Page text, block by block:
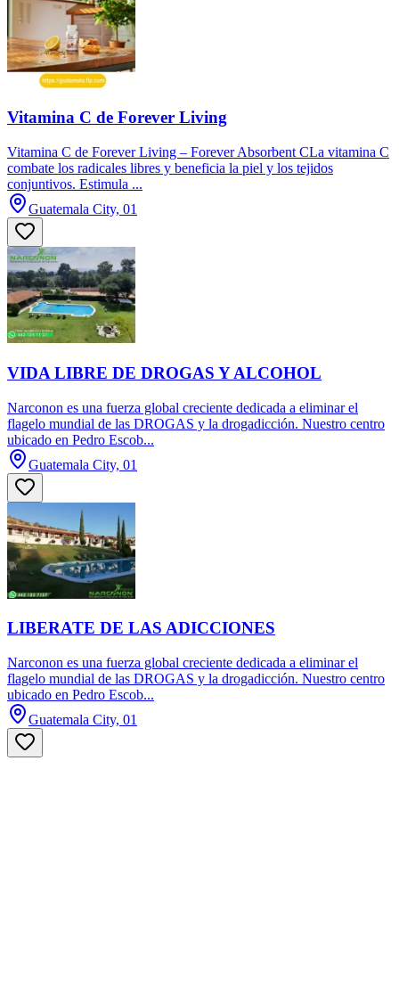
Vitamina C de Forever Living
Vitamina C de Forever Living – Forever Absorbent CLa vitamina C
combate los radicales libres y beneficia la piel y los tejidos
conjuntivos. Estimula ...
Guatemala City, 01
VIDA LIBRE DE DROGAS Y ALCOHOL
Narconon es una fuerza global creciente dedicada a eliminar el
flagelo mundial de las DROGAS y la drogadicción. Nuestro centro
ubicado en Pedro Escob...
Guatemala City, 01
LIBERATE DE LAS ADICCIONES
Narconon es una fuerza global creciente dedicada a eliminar el
flagelo mundial de las DROGAS y la drogadicción. Nuestro centro
ubicado en Pedro Escob...
Guatemala City, 01